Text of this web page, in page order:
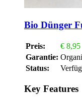
Bio Dünger
Preis: € 8,95
Garantie:
Status:
Key Features